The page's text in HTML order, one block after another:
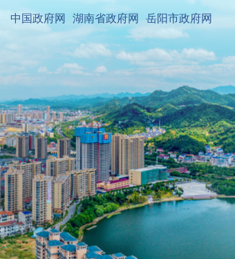
中国政府网 湖南省政府网 岳阳市政府网